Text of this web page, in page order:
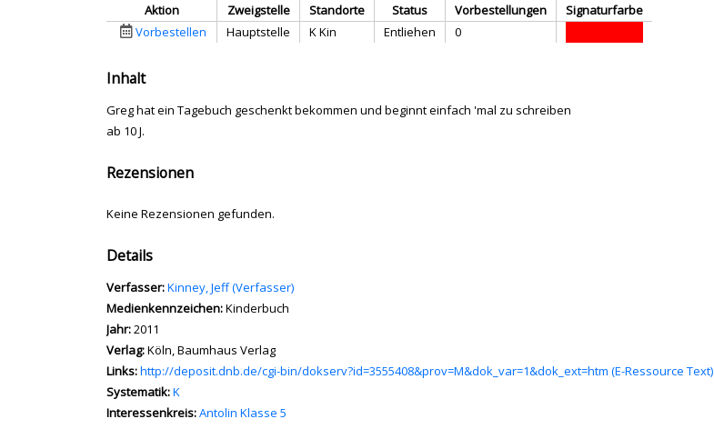
Aktion Zweigstelle Standorte Status Vorbestellungen
Signaturfarbe
Vorbestellen
Hauptstelle K Kin Entliehen 0
Inhalt
Greg hat ein Tagebuch geschenkt bekommen und beginnt einfach 'mal zu schreiben
ab 10 J.
Rezensionen
Keine Rezensionen gefunden.
Details
Verfasser:Suche nach diesem Verfasser
Kinney, Jeff (Verfasser)
Medienkennzeichen:Kinderbuch
Jahr:2011
Verlag:Köln, Baumhaus Verlag
opens in new tab
Links:Diesen Link in neuem Tab öffnen
http://deposit.dnb.de/cgi-bin/dokserv?id=3555408&prov=M&dok_var=1&dok_ext=htm (E-Ressource Text)
Systematik:Suche nach dieser Systematik
K
Interessenkreis:Suche nach diesem Interessenskreis
Antolin Klasse 5